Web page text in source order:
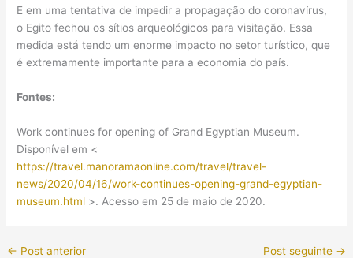
E em uma tentativa de impedir a propagação do coronavírus,
o Egito fechou os sítios arqueológicos para visitação. Essa
medida está tendo um enorme impacto no setor turístico, que
é extremamente importante para a economia do país.
Fontes:
Work continues for opening of Grand Egyptian Museum.
Disponível em <
https://travel.manoramaonline.com/travel/travel-
news/2020/04/16/work-continues-opening-grand-egyptian-
museum.html >. Acesso em 25 de maio de 2020.
← Post anterior Post seguinte →